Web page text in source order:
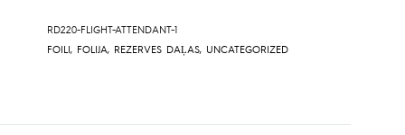
RD220-FLIGHT-ATTENDANT-1
FOILI, FOLIJA, REZERVES DAĻAS, UNCATEGORIZED